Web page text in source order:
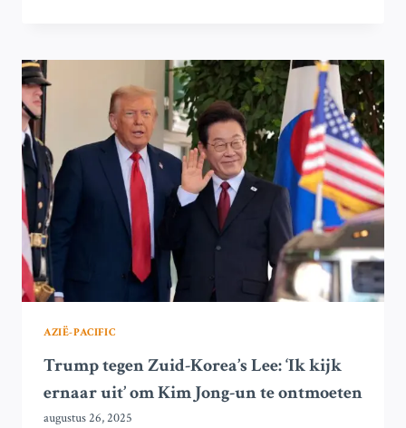
KOREA’S
VAN
‘CONFRONTATIE
MANIAK’
AZIË-PACIFIC
Trump tegen Zuid-Korea’s Lee: ‘Ik kijk
ernaar uit’ om Kim Jong-un te ontmoeten
augustus 26, 2025